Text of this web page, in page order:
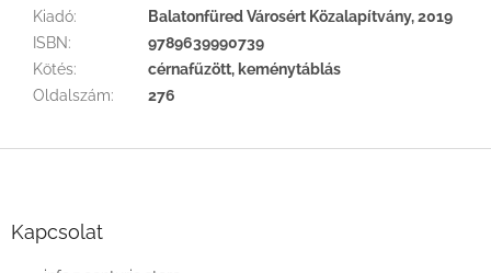
Kiadó:
Balatonfüred Városért Közalapítvány, 2019
ISBN:
9789639990739
Kötés:
cérnafűzött, keménytáblás
Oldalszám: 276
Kapcsolat